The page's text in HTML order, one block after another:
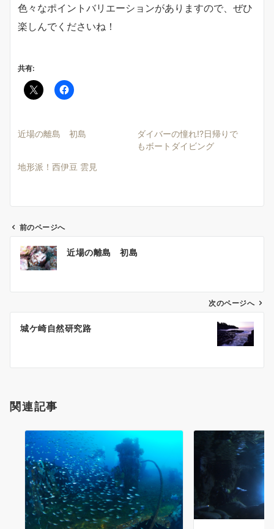
色々なポイントバリエーションがありますので、ぜひ
楽しんでくださいね！
共有:
近場の離島 初島
ダイバーの憧れ!?日帰りで
もボートダイビング
地形派！西伊豆 雲見
ン
前のページへ
近場の離島 初島
次のページへ
城ケ崎自然研究路
関連記事